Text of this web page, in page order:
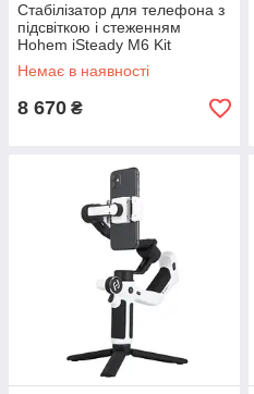
Стабілізатор для телефона з
підсвіткою і стеженням
Hohem iSteady M6 Kit
Немає в наявності
8 670 ₴